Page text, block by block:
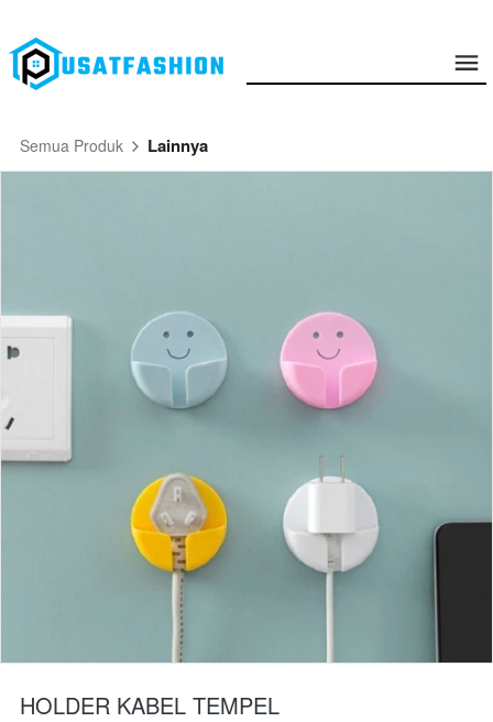
Semua Produk Lainnya
HOLDER KABEL TEMPEL